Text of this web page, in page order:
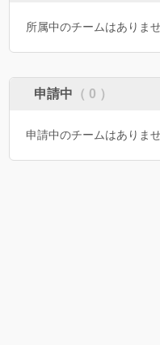
所属中のチームはありま
申請中 （ 0 ）
申請中のチームはありま